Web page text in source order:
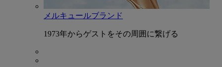
メルキュールブランド
1973年からゲストをその周囲に繋げる